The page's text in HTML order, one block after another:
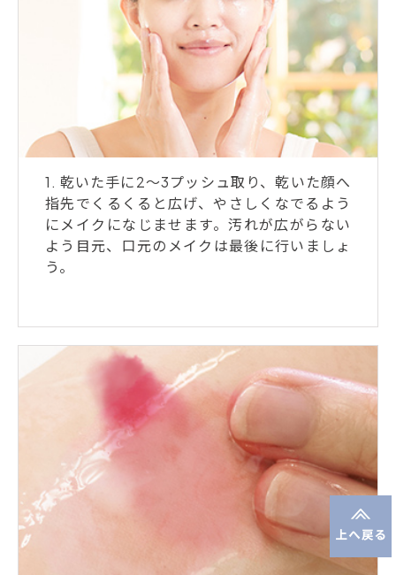
1. 乾いた手に2～3プッシュ取り、乾いた顔へ
指先でくるくると広げ、やさしくなでるよう
にメイクになじませます。汚れが広がらない
よう目元、口元のメイクは最後に行いましょ
う。